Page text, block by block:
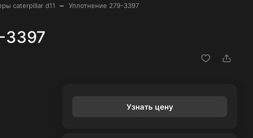
caterpillar d11 – Уплотнение 279-3397
3397
Узнать цену